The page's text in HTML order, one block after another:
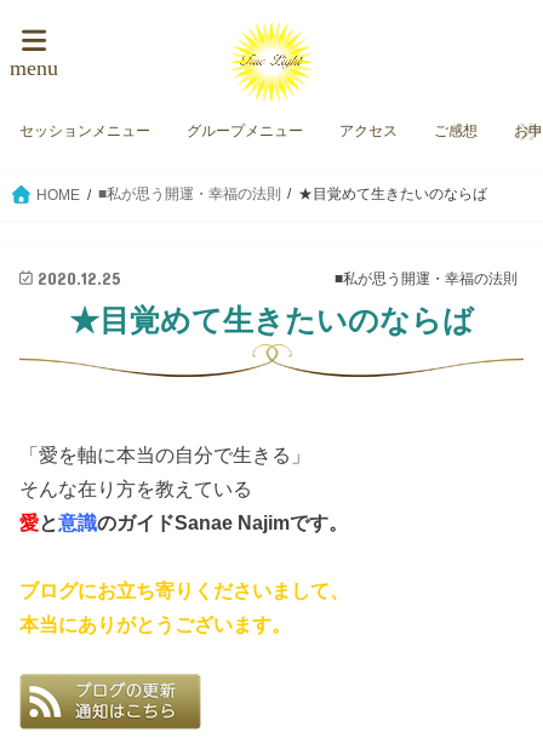
menu
セッションメニュー グループメニュー アクセス ご感想 お
HOME ■私が思う開運・幸福の法則 ★目覚めて生きたいのならば
■私が思う開運・幸福の法則
2020.12.25
★目覚めて生きたいのならば
「愛を軸に本当の自分で生きる」
そんな在り方を教えている
愛と意識のガイドSanae Najimです。
ブログにお立ち寄りくださいまして、
本当にありがとうございます。